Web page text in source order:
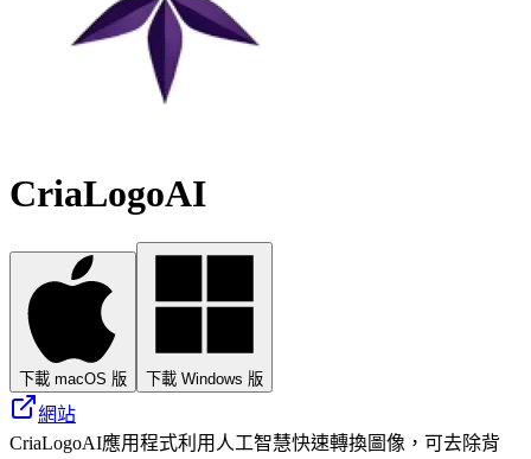
CriaLogoAI
下載 macOS 版 下載 Windows 版
網站
CriaLogoAI應用程式利用人工智慧快速轉換圖像，可去除背